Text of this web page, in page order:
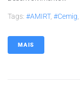
Tags: #AMIRT, #Cemig
MAIS